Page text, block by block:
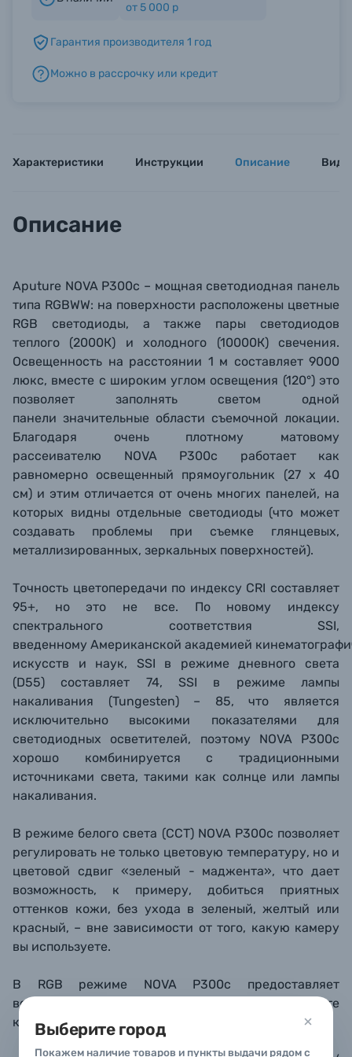
Выберите город
Покажем наличие товаров и пункты выдачи рядом с
Б/У фототехника (Комиссионные товары)
от 5 000 р
Гарантия производителя 1 год
Можно в рассрочку или кредит
Характеристики Инструкции Описание
Описание
Aputure NOVA P300c – мощная светодиодная панель
типа RGBWW: на поверхности расположены цветные
RGB светодиоды, а также пары светодиодов
теплого (2000К) и холодного (10000К) свечения.
Освещенность на расстоянии 1 м составляет 9000
люкс, вместе с широким углом освещения (120°) это
позволяет заполнять светом одной
панели значительные области съемочной локации.
Благодаря очень плотному матовому
рассеивателю NOVA P300c работает как
равномерно освещенный прямоугольник (27 х 40
см) и этим отличается от очень многих панелей, на
которых видны отдельные светодиоды (что может
создавать проблемы при съемке глянцевых,
металлизированных, зеркальных поверхностей).
Точность цветопередачи по индексу CRI составляет
95+, но это не все. По новому индексу
спектрального соответствия SSI,
введенному Американской академией
искусств и наук, SSI в режиме дневного света
(D55) составляет 74, SSI в режиме лампы
накаливания (Tungesten) – 85, что является
исключительно высокими показателями для
светодиодных осветителей, поэтому NOVA P300c
хорошо комбинируется с традиционными
источниками света, такими как солнце или лампы
накаливания.
В режиме белого света (CCT) NOVA P300c позволяет
регулировать не только цветовую температуру, но и
цветовой сдвиг «зеленый - маджента», что дает
возможность, к примеру, добиться приятных
оттенков кожи, без ухода в зеленый, желтый или
красный, – вне зависимости от того, какую камеру
вы используете.
В RGB режиме NOVA P300c предоставляет
возможность выбирать, каким образом вы будете
контролировать собственно цвет свечения: